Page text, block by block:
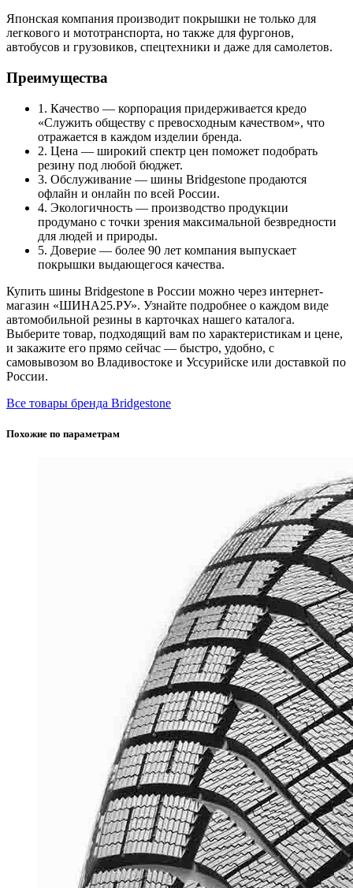
Японская компания производит покрышки не только для
легкового и мототранспорта, но также для фургонов,
автобусов и грузовиков, спецтехники и даже для самолетов.
Преимущества
1. Качество — корпорация придерживается кредо
«Служить обществу с превосходным качеством», что
отражается в каждом изделии бренда.
2. Цена — широкий спектр цен поможет подобрать
резину под любой бюджет.
3. Обслуживание — шины Bridgestone продаются
офлайн и онлайн по всей России.
4. Экологичность — производство продукции
продумано с точки зрения максимальной безвредности
для людей и природы.
5. Доверие — более 90 лет компания выпускает
покрышки выдающегося качества.
Купить шины Bridgestone в России можно через интернет-
магазин «ШИНА25.РУ». Узнайте подробнее о каждом виде
автомобильной резины в карточках нашего каталога.
Выберите товар, подходящий вам по характеристикам и цене,
и закажите его прямо сейчас — быстро, удобно, с
самовывозом во Владивостоке и Уссурийске или доставкой по
России.
Все товары бренда Bridgestone
Похожие по параметрам